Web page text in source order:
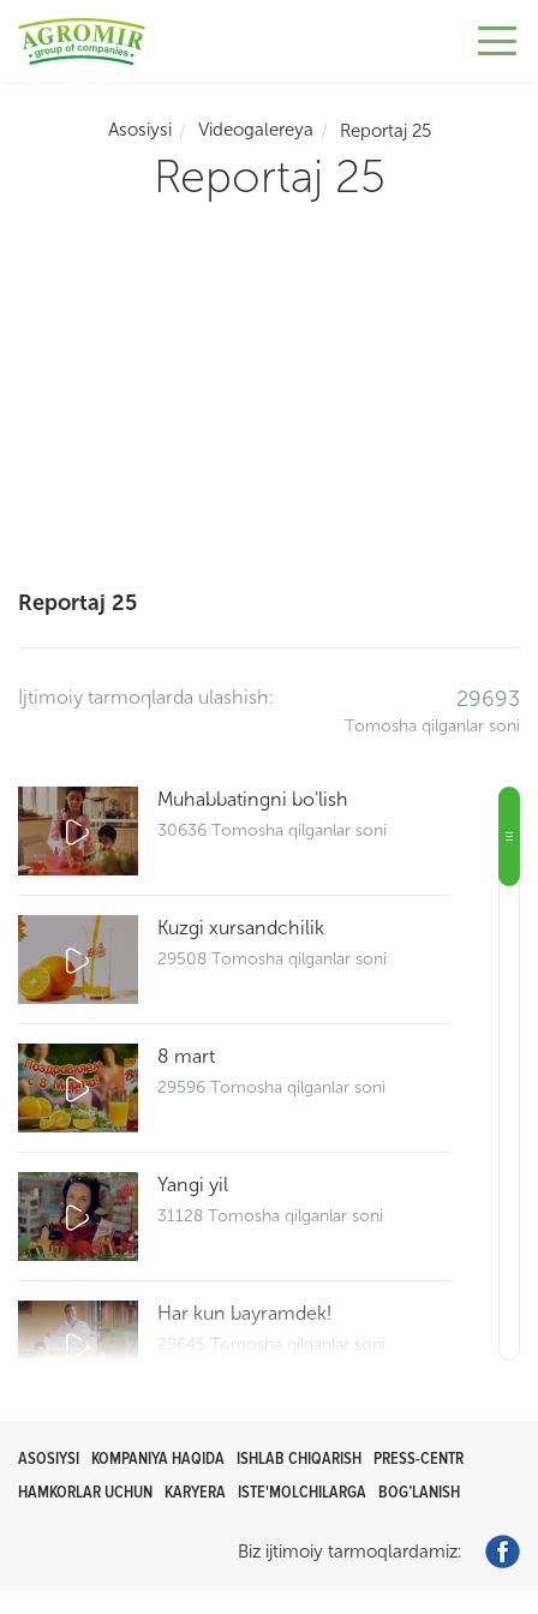
Asosiysi Videogalereya Reportaj 25
Reportaj 25
Reportaj 25
29693
Tomosha qilganlar soni
Ijtimoiy tarmoqlarda ulashish:
Muhabbatingni bo'lish
30636 Tomosha qilganlar soni
Kuzgi xursandchilik
29508 Tomosha qilganlar soni
8 mart
29596 Tomosha qilganlar soni
Yangi yil
31128 Tomosha qilganlar soni
Har kun bayramdek!
29645 Tomosha qilganlar soni
ASOSIYSI KOMPANIYA HAQIDA ISHLAB CHIQARISH
PRESS-CENTR
HAMKORLAR UCHUN
KARYERA ISTE'MOLCHILARGA BOG’LANISH
Biz ijtimoiy tarmoqlardamiz: